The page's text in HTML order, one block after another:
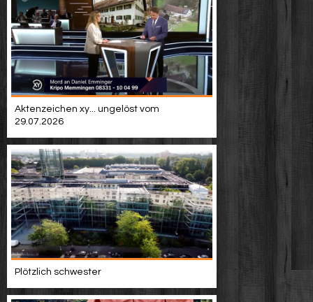
Aktenzeichen xy... ungelöst vom
29.07.2026
Plötzlich schwester